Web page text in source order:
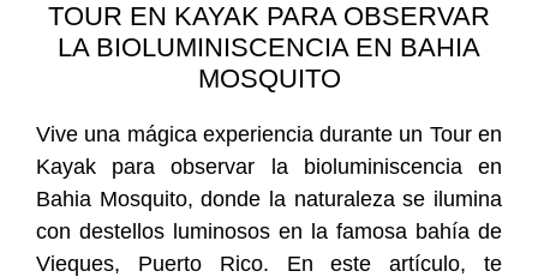
TOUR EN KAYAK PARA OBSERVAR
LA BIOLUMINISCENCIA EN BAHIA
MOSQUITO
Vive una mágica experiencia durante un Tour en
Kayak para observar la bioluminiscencia en
Bahia Mosquito, donde la naturaleza se ilumina
con destellos luminosos en la famosa bahía de
Vieques, Puerto Rico. En este artículo, te